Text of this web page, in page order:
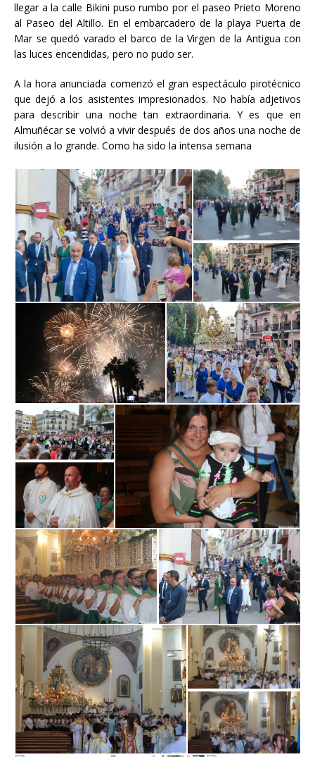
llegar a la calle Bikini puso rumbo por el paseo Prieto Moreno
al Paseo del Altillo. En el embarcadero de la playa Puerta de
Mar se quedó varado el barco de la Virgen de la Antigua con
las luces encendidas, pero no pudo ser.
A la hora anunciada comenzó el gran espectáculo pirotécnico
que dejó a los asistentes impresionados. No había adjetivos
para describir una noche tan extraordinaria. Y es que en
Almuñécar se volvió a vivir después de dos años una noche de
ilusión a lo grande. Como ha sido la intensa semana